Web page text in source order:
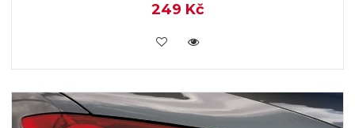
249 Kč
VLOŽIT DO KOŠÍKU